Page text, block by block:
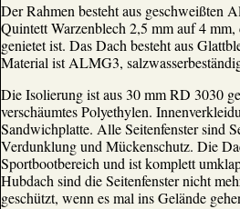
Der Rahmen besteht aus geschweißten
Quintett Warzenblech 2,5 mm auf 4
genietet ist. Das Dach besteht aus
Material ist ALMG3,
Die Isolierung ist aus 30 mm RD 3030
verschäumtes Polyethylen.
Sandwichplatte. Alle Seitenfenster sind
Verdunklung und Mückenschutz. Die
Sportbootbereich und ist komplett
Hubdach sind die Seitenfenster nicht
geschützt, wenn es mal ins Gelände